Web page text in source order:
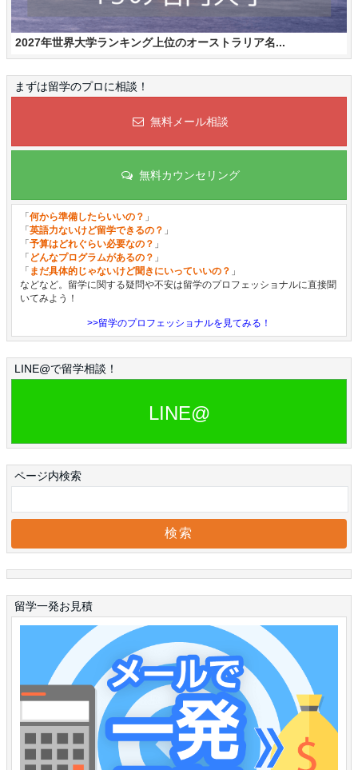
2027年世界大学ランキング上位のオーストラリア名...
まずは留学のプロに相談！
無料メール相談
無料カウンセリング
「何から準備したらいいの？ 」
「英語力ないけど留学できるの？ 」
「予算はどれぐらい必要なの？ 」
「 どんなプログラムがあるの？ 」
「 まだ具体的じゃないけど聞きにいっていいの？ 」
などなど。留学に関する疑問や不安は留学のプロフェッショナルに直接聞
いてみよう！
>>留学のプロフェッショナルを見てみる！
LINE@で留学相談！
LINE@
ページ内検索
留学一発お見積